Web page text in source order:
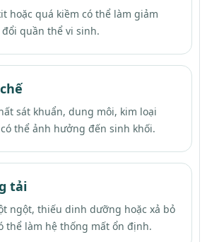
hoặc quá kiềm có thể làm giảm
quần thể vi sinh.
sát khuẩn, dung môi, kim loại
thể ảnh hưởng đến sinh khối.
tải
ngột, thiếu dinh dưỡng hoặc xả bỏ
thể làm hệ thống mất ổn định.